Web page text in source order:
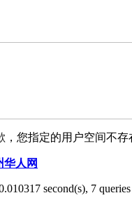
，您指定的用户空间不存
华人网
second(s), 7